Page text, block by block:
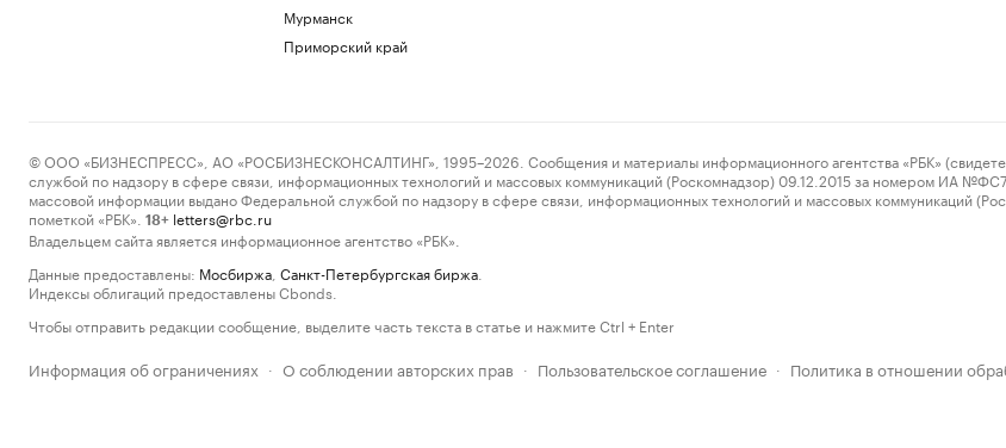
Мурманск
Приморский край
© ООО «БИЗНЕСПРЕСС», АО «РОСБИЗНЕСКОНСАЛТИНГ», 1995–2026. Сообщения и материалы информационного агентства «РБК»
службой по надзору в сфере связи, информационных технологий и массовых коммуникаций (Роскомнадзор) 09.12.2015 за номером ИА
массовой информации выдано Федеральной службой по надзору в сфере связи, информационных технологий и массовых коммуникаций
пометкой «РБК».
18+ letters@rbc.ru
Владельцем сайта является информационное агентство «РБК».
Данные предоставлены: Мосбиржа Санкт-Петербургская биржа
Индексы облигаций предоставлены Cbonds.
Чтобы отправить редакции сообщение, выделите часть текста в статье и нажмите Ctrl + Enter
Информация об ограничениях · О соблюдении авторских прав · Пользовательское соглашение · Политика в отношении